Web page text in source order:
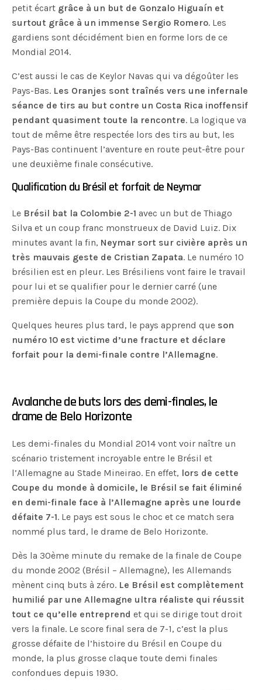
petit écart grâce à un but de Gonzalo Higuaín et
surtout grâce à un immense Sergio Romero. Les
gardiens sont décidément bien en forme lors de ce
Mondial 2014.
C’est aussi le cas de Keylor Navas qui va dégoûter les
Pays-Bas. Les Oranjes sont traînés vers une infernale
séance de tirs au but contre un Costa Rica inoffensif
pendant quasiment toute la rencontre. La logique va
tout de même être respectée lors des tirs au but, les
Pays-Bas continuent l’aventure en route peut-être pour
une deuxième finale consécutive.
Qualification du Brésil et forfait de Neymar
Le Brésil bat la Colombie 2-1 avec un but de Thiago
Silva et un coup franc monstrueux de David Luiz. Dix
minutes avant la fin, Neymar sort sur civière après un
très mauvais geste de Cristian Zapata. Le numéro 10
brésilien est en pleur. Les Brésiliens vont faire le travail
pour lui et se qualifier pour le dernier carré (une
première depuis la Coupe du monde 2002).
Quelques heures plus tard, le pays apprend que son
numéro 10 est victime d’une fracture et déclare
forfait pour la demi-finale contre l’Allemagne.
Avalanche de buts lors des demi-finales, le
drame de Belo Horizonte
Les demi-finales du Mondial 2014 vont voir naître un
scénario tristement incroyable entre le Brésil et
l’Allemagne au Stade Mineirao. En effet, lors de cette
Coupe du monde à domicile, le Brésil se fait éliminé
en demi-finale face à l’Allemagne après une lourde
défaite 7-1. Le pays est sous le choc et ce match sera
nommé plus tard, le drame de Belo Horizonte.
Dès la 30ème minute du remake de la finale de Coupe
du monde 2002 (Brésil – Allemagne), les Allemands
mènent cinq buts à zéro. Le Brésil est complètement
humilié par une Allemagne ultra réaliste qui réussit
tout ce qu’elle entreprend et qui se dirige tout droit
vers la finale. Le score final sera de 7-1, c’est la plus
grosse défaite de l’histoire du Brésil en Coupe du
monde, la plus grosse claque toute demi finales
confondues depuis 1930.